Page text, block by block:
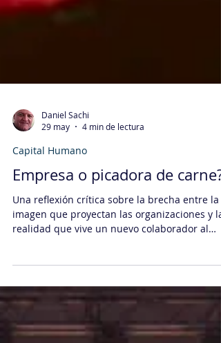
Daniel Sachi
Capital Humano
Empresa o picadora de carne?
Una reflexión crítica sobre la brecha entre la
realidad que vive un nuevo colaborador al
organizacional se revela en los primeros días
de trabajo, muchas veces contradiciendo lo
prometido en la etapa de selección. A través
una mirada directa, se analizan los riesgos de